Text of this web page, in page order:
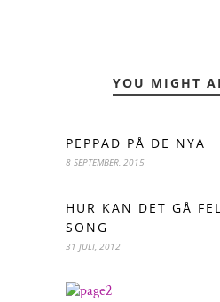
YOU MIGHT
PEPPAD PÅ DE NYA
8 SEPTEMBER, 2015
HUR KAN DET GÅ
SONG
31 JULI, 2012